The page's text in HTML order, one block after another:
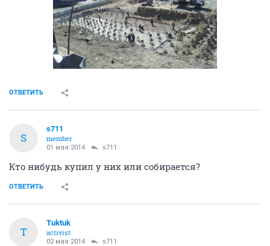
ОТВЕТИТЬ
S
s711
member
01 мая 2014 s711
Кто нибудь купил у них или собирается?
ОТВЕТИТЬ
T
Tuktuk
activist
02 мая 2014 s711